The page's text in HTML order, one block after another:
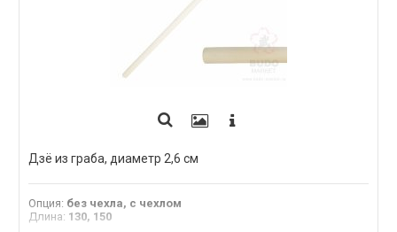
Дзё из граба, диаметр 2,6 см
Опция: без чехла, с чехлом
Длина: 130, 150